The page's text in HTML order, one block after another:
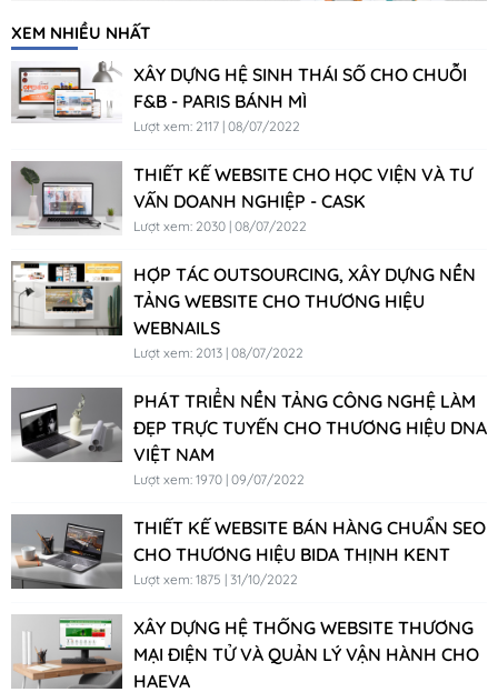
XEM NHIỀU NHẤT
XÂY DỰNG HỆ SINH THÁI SỐ CHO CHUỖI
F&B - PARIS BÁNH MÌ
Lượt xem: 2117 | 08/07/2022
THIẾT KẾ WEBSITE CHO HỌC VIỆN VÀ TƯ
VẤN DOANH NGHIỆP - CASK
Lượt xem: 2030 | 08/07/2022
HỢP TÁC OUTSOURCING, XÂY DỰNG NỀN
TẢNG WEBSITE CHO THƯƠNG HIỆU
WEBNAILS
Lượt xem: 2013 | 08/07/2022
PHÁT TRIỂN NỀN TẢNG CÔNG NGHỆ LÀM
ĐẸP TRỰC TUYẾN CHO THƯƠNG HIỆU DNA
VIỆT NAM
Lượt xem: 1970 | 09/07/2022
THIẾT KẾ WEBSITE BÁN HÀNG CHUẨN SEO
CHO THƯƠNG HIỆU BIDA THỊNH KENT
Lượt xem: 1875 | 31/10/2022
XÂY DỰNG HỆ THỐNG WEBSITE THƯƠNG
MẠI ĐIỆN TỬ VÀ QUẢN LÝ VẬN HÀNH CHO
HAEVA